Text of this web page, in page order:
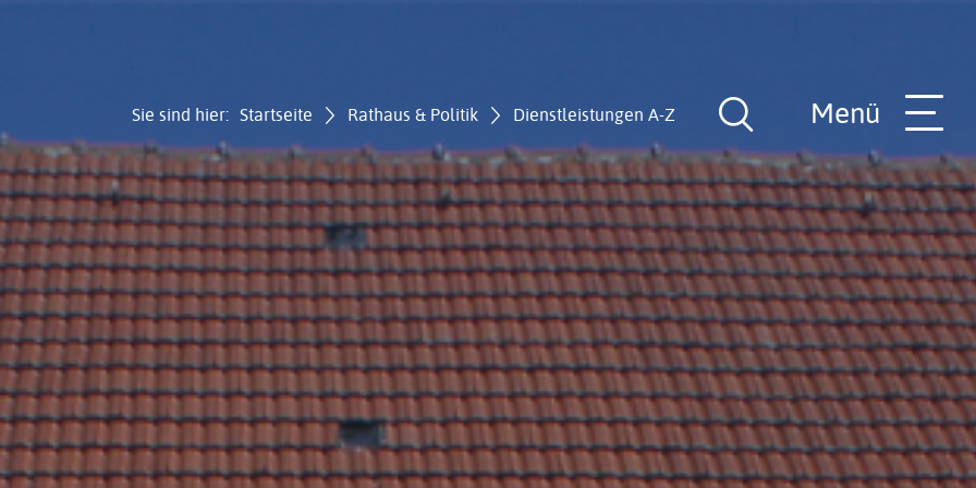
Sie sind hier: Startseite Rathaus & Politik Dienstleistungen A-Z
Suche
öffnen
Menü
Gemeinde
Rathaus-Team
Hilfe in allen Lebenslagen